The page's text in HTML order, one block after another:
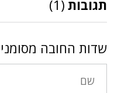
תגובות (1)
שדות החובה